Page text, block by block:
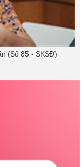
(Số 85 - SKSĐ)